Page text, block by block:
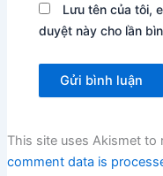
Lưu tên của tôi,
duyệt này cho lần
This site uses Akismet to
comment data is